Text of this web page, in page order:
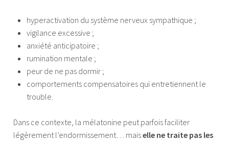
hyperactivation du système nerveux sympathique ;
vigilance excessive ;
anxiété anticipatoire ;
rumination mentale ;
peur de ne pas dormir ;
comportements compensatoires qui entretiennent le
trouble.
Dans ce contexte, la mélatonine peut parfois faciliter
légèrement l’endormissement… maiselle ne traite pas les